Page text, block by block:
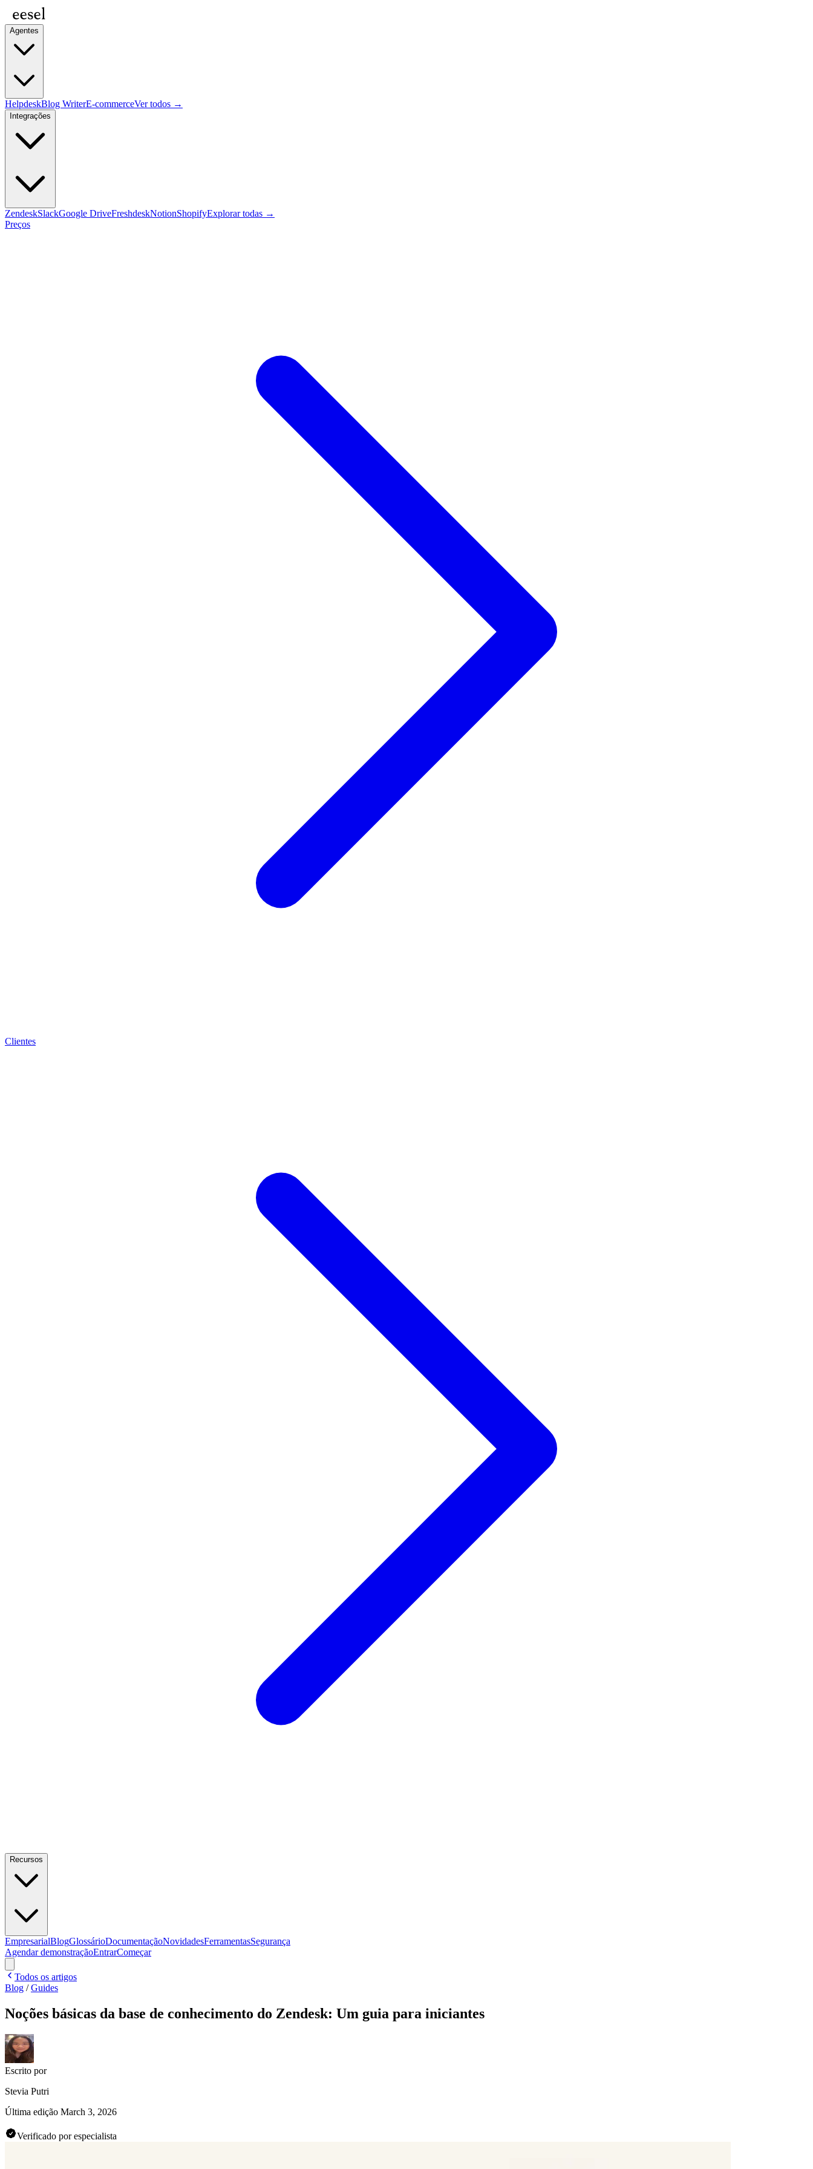
Agentes
HelpdeskBlog WriterE-commerceVer todos →
Integrações
ZendeskSlackGoogle DriveFreshdeskNotionShopifyExplorar todas →
Preços
Clientes
Recursos
EmpresarialBlogGlossárioDocumentaçãoNovidadesFerramentasSegurança
Agendar demonstraçãoEntrarComeçar
Todos os artigos
Blog /Guides
Noções básicas da base de conhecimento do Zendesk: Um guia para iniciantes
Escrito por
Stevia Putri
Última edição March 3, 2026
Verificado por especialista